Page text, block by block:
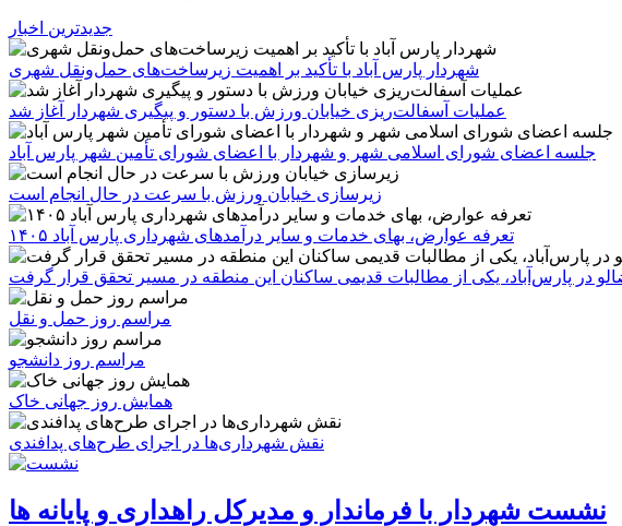
جدیدترین اخبار
شهردار پارس آباد با تأکید بر اهمیت زیرساخت‌های حمل‌ونقل شهری
عملیات آسفالت‌ریزی خیابان ورزش با دستور و پیگیری شهردار آغاز شد
جلسه اعضای شورای اسلامی شهر و شهردار با اعضای شورای تأمین شهر پارس آباد
زیرسازی خیابان ورزش با سرعت در حال انجام است
تعرفه عوارض، بهای خدمات و سایر درآمدهای شهرداری پارس آباد ۱۴۰۵
در پارس‌آباد، یکی از مطالبات قدیمی ساکنان این منطقه در مسیر تحقق قرار گرفت
مراسم روز حمل و نقل
مراسم روز دانشجو
همایش روز جهانی خاک
نقش شهرداری‌ها در اجرای طرح‌های پدافندی
نشست شهردار با فرماندار و مدیرکل راهداری و پایانه ها